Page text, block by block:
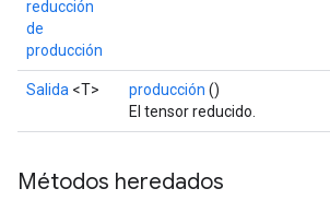
reducción
de
producción
Salida <T> producción ()
El tensor reducido.
Métodos heredados